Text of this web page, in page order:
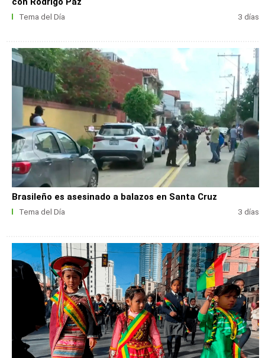
Tema del Día 3 días
Brasileño es asesinado a balazos en Santa Cruz
Tema del Día 3 días